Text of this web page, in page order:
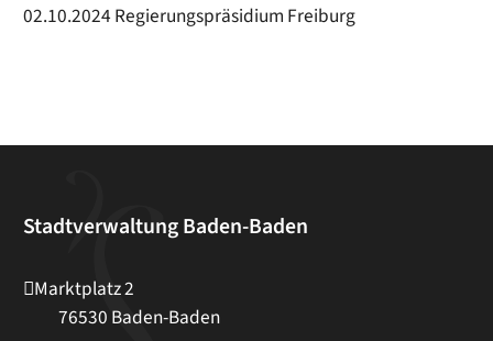
02.10.2024 Regierungspräsidium Freiburg
Stadtverwaltung Baden-Baden
Marktplatz 2
76530 Baden-Baden